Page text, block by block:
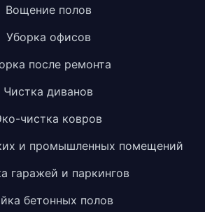
Вощение полов
Уборка офисов
после ремонта
Чистка диванов
чистка ковров
и промышленных помещений
гаражей и паркингов
бетонных полов